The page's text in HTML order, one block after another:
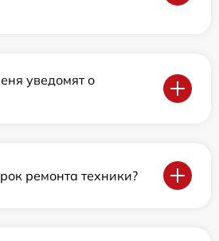
уведомят о
ремонта техники?